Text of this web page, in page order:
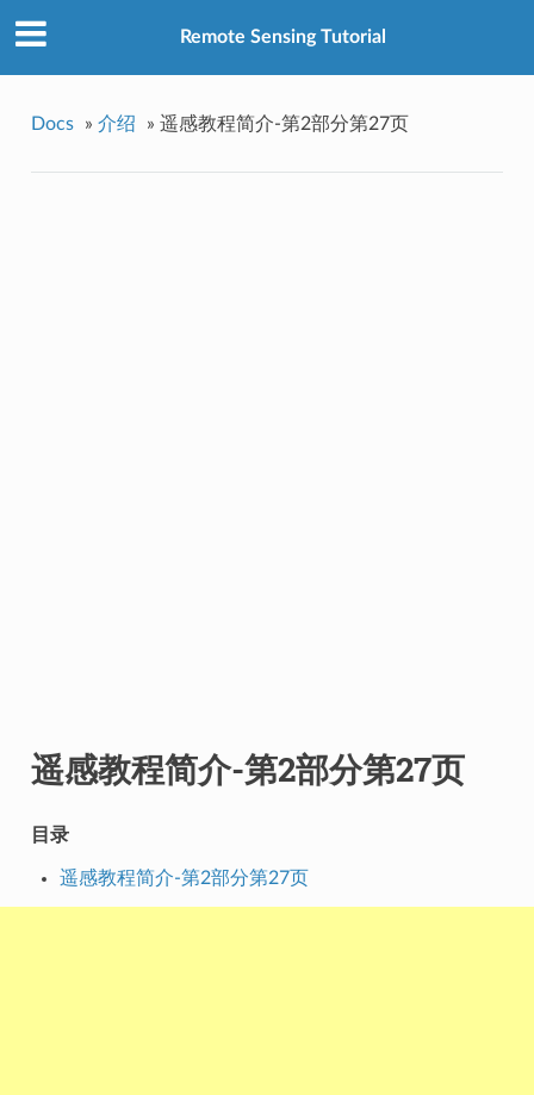
Remote Sensing Tutorial
Docs » 介绍 » 遥感教程简介-第2部分第27页
遥感教程简介-第2部分第27页
目录
遥感教程简介-第2部分第27页